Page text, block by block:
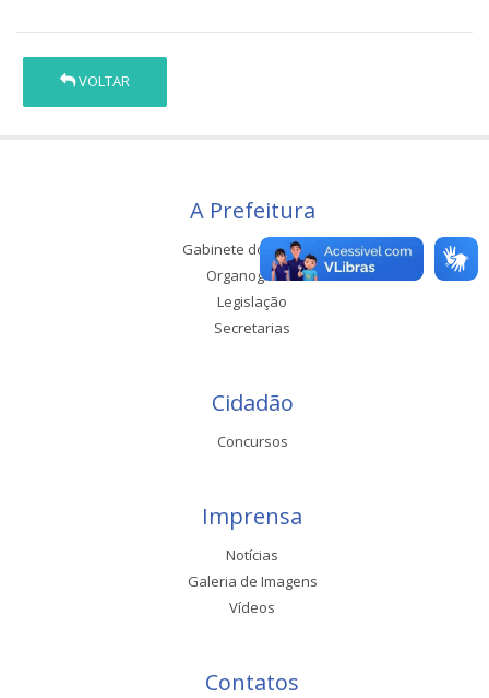
VOLTAR
A Prefeitura
Gabinete do Prefeito
Organograma
Legislação
Secretarias
Cidadão
Concursos
Imprensa
Notícias
Galeria de Imagens
Vídeos
Contatos